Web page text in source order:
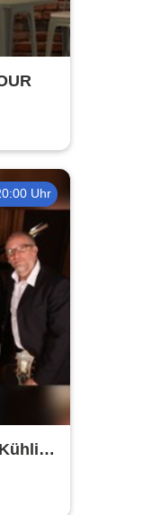
Uhr
to